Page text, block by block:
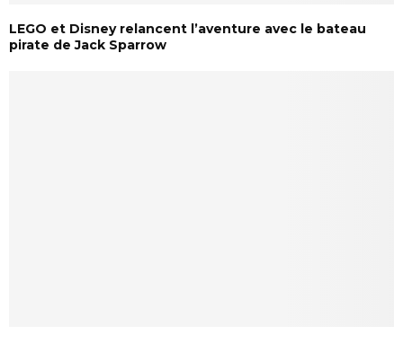
LEGO et Disney relancent l’aventure avec le bateau
pirate de Jack Sparrow